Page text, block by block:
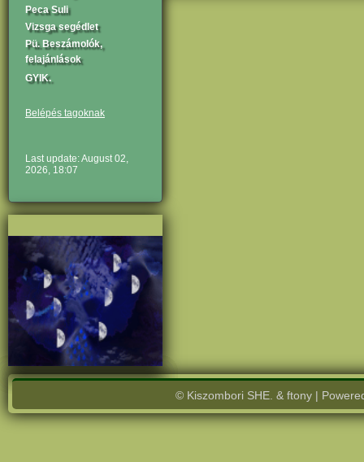
Peca Suli
Vizsga segédlet
Pü. Beszámolók,
felajánlások
GYIK.
Belépés tagoknak
Last update: August 02,
2026, 18:07
© Kiszombori SHE. & ftony |